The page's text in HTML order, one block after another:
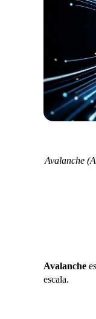
Avalanche
Avalanche
escala.